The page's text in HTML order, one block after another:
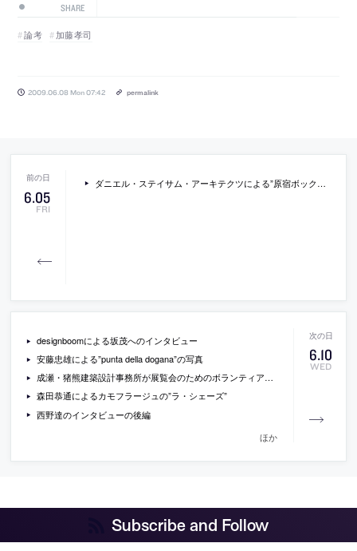
SHARE
論考 加藤孝司
2009.06.08 Mon 07:42 permalink
6.05
FRI
ダニエル・ステイサム・アーキテクツによる”原宿ボックスハウス”
6.10
WED
designboomによる坂茂へのインタビュー
安藤忠雄による”punta della dogana”の写真
成瀬・猪熊建築設計事務所が展覧会のためのボランティアスタッフを募集中
森田恭通によるカモフラージュの”ラ・シェーズ”
西野達のインタビューの後編
ほか
Subscribe and Follow